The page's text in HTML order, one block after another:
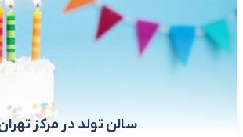
سالن تولد در مرکز تهران